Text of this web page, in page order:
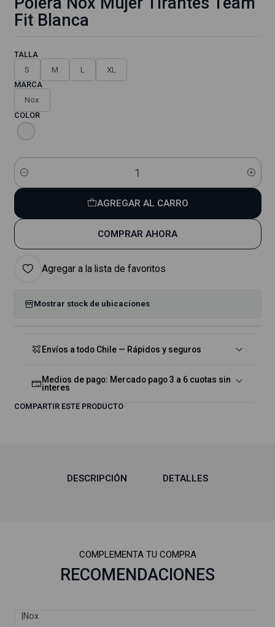
Fit Blanca
TALLA
S M L XL
MARCA
Nox
COLOR
Cantidad
AGREGAR AL CARRO
COMPRAR AHORA
Agregar a la lista de favoritos
Mostrar stock de ubicaciones
Envíos a todo Chile — Rápidos y seguros
Medios de pago: Mercado pago 3 a 6 cuotas sin
interes
COMPARTIR ESTE PRODUCTO
DESCRIPCIÓN DETALLES
COMPLEMENTA TU COMPRA
RECOMENDACIONES
Nox